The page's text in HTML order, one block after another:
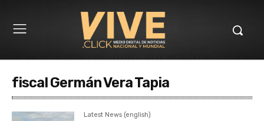
fiscal Germán Vera Tapia
Latest News (english)